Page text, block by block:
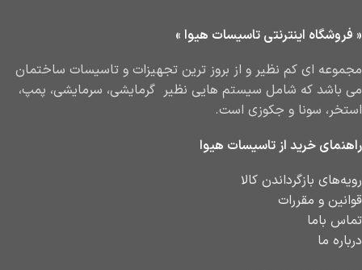
« فروشگاه اینترنتی تاسیسات هیوا »
مجموعه ای کم نظیر و از بروز ترین تجهیزات و تاسیسات ساختمان
می باشد که شامل سیستم هایی نظیر گرمایشی، سرمایشی، پمپ،
استخر، سونا و جکوزی است.
راهنمای خرید از تاسیسات هیوا
رویه‌های بازگرداندن کالا
قوانین و مقررات
تماس باما
درباره ما